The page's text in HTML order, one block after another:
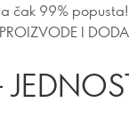
99%
I